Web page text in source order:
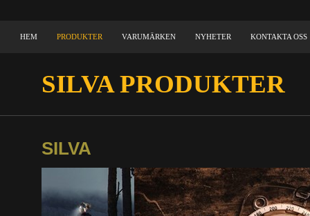
HEM PRODUKTER VARUMÄRKEN NYHETER KONTAKTA OSS
SILVA PRODUKTER
SILVA